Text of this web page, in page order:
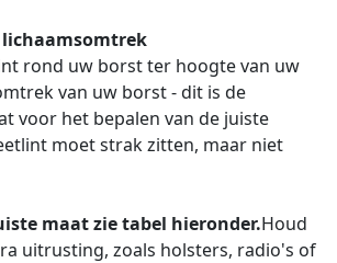
lichaamsomtrek
rond uw borst ter hoogte van uw
van uw borst - dit is de
voor het bepalen van de juiste
moet strak zitten, maar niet
maat zie tabel hieronder.Houd
uitrusting, zoals holsters, radio's of